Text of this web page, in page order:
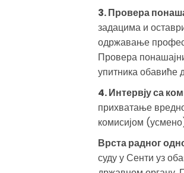
3. Провера
задацима и
одржавање
Провера
упитника обавиће
4. Интервју са
прихватање
комисијом
Врста радног
суду у Сенти уз